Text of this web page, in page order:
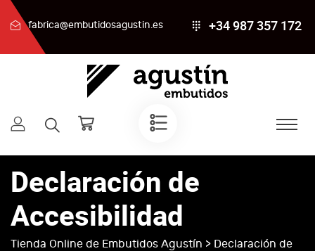
fabrica@embutidosagustin.es +34 987 357 172
Declaración de
Accesibilidad
Tienda Online de Embutidos Agustín > Declaración de